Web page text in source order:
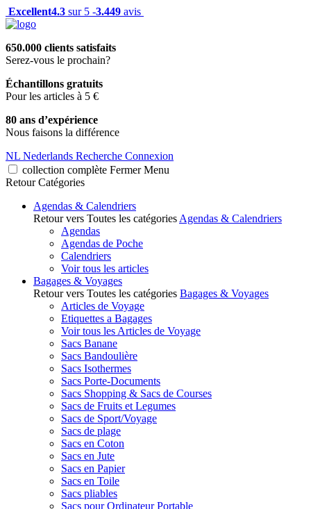
Excellent4.3 sur 5 -3.449 avis
650.000 clients satisfaits
Serez-vous le prochain?
Échantillons gratuits
Pour les articles à 5 €
80 ans d’expérience
Nous faisons la différence
NL Nederlands Recherche Connexion
collection complète Fermer Menu
Retour Catégories
Agendas & Calendriers
Retour vers Toutes les catégories Agendas & Calendriers
Agendas
Agendas de Poche
Calendriers
Voir tous les articles
Bagages & Voyages
Retour vers Toutes les catégories Bagages & Voyages
Articles de Voyage
Etiquettes a Bagages
Voir tous les Articles de Voyage
Sacs Banane
Sacs Bandoulière
Sacs Isothermes
Sacs Porte-Documents
Sacs Shopping & Sacs de Courses
Sacs de Fruits et Legumes
Sacs de Sport/Voyage
Sacs de plage
Sacs en Coton
Sacs en Jute
Sacs en Papier
Sacs en Toile
Sacs pliables
Sacs pour Ordinateur Portable